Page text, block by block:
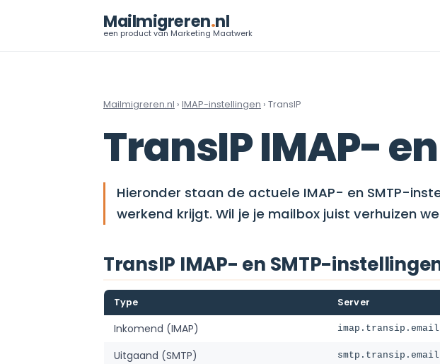
Mailmigreren.nl
een product van Marketing Maatwerk
Mailmigreren.nl › IMAP-instellingen › TransIP
TransIP IMAP-
Hieronder staan de actuele IMAP- en SMTP-
werkend krijgt. Wil je je mailbox juist verhuizen
TransIP IMAP- en SMTP-
Type Server
Inkomend (IMAP) imap.transip.email
Uitgaand (SMTP)
smtp.transip.email